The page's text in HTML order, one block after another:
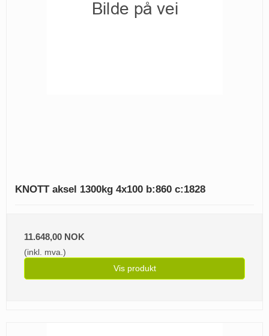
KNOTT aksel 1300kg 4x100 b:860 c:1828
11.648,00 NOK
(inkl. mva.)
Vis produkt